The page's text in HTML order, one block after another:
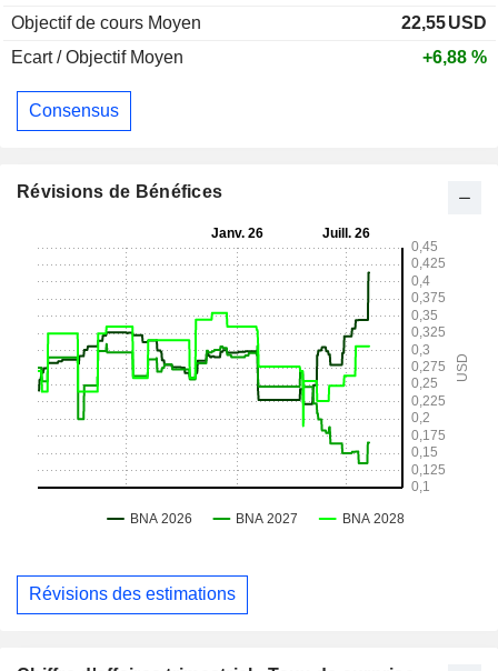
Objectif de cours Moyen
22,55USD
Ecart / Objectif Moyen
+6,88 %
Consensus
Révisions de Bénéfices
Révisions des estimations